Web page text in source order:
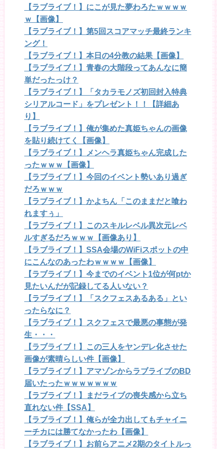
【ラブライブ！】にこが見た夢わろたｗｗｗｗ
ｗ【画像】
【ラブライブ！】第5回スコアマッチ最終ランキ
ング！
【ラブライブ！】本日の4分教の結果【画像】
【ラブライブ！】青春の大階段ってあんなに簡
単だったっけ？
【ラブライブ！】「タカラモノズ初回封入特典
シリアルコード」をプレゼント！！【詳細あ
り】
【ラブライブ！】俺が集めた真姫ちゃんの画像
を貼り続けてく【画像】
【ラブライブ！】メンヘラ真姫ちゃん完成した
ったｗｗｗ【画像】
【ラブライブ！】今回のイベント勢いあり過ぎ
だろｗｗｗ
【ラブライブ！】かよちん「このままだと喰わ
れますぅ」
【ラブライブ！】このスキルレベル異次元レベ
ルすぎるだろｗｗｗ【画像あり】
【ラブライブ！】SSA会場のWiFiスポットの中
にこんなのあったわｗｗｗｗ【画像】
【ラブライブ！】今までのイベント1位が何ptか
見たいんだが記録してる人いない？
【ラブライブ！】「スクフェスあるある」とい
ったらなに？
【ラブライブ！】スクフェスで最悪の事態が発
生・・・
【ラブライブ！】この三人をヤンデレ化させた
画像が素晴らしい件【画像】
【ラブライブ！】アマゾンからラブライブのBD
届いたったｗｗｗｗｗｗｗ
【ラブライブ！】まだライブの喪失感から立ち
直れない件【SSA】
【ラブライブ！】俺らが全力出してもチャイニ
ーチカには勝てなかったわ【画像】
【ラブライブ！】お前らアニメ2期のタイトルっ